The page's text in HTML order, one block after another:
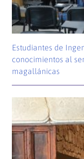
Estudiantes de
conocimientos al
magallánicas